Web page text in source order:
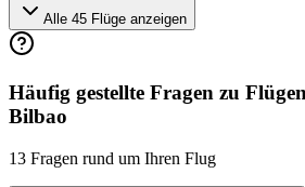
Alle 45 Flüge anzeigen
Häufig gestellte Fragen zu
Bilbao
13 Fragen rund um Ihren Flug